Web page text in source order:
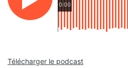
0:00
Télécharger le podcast